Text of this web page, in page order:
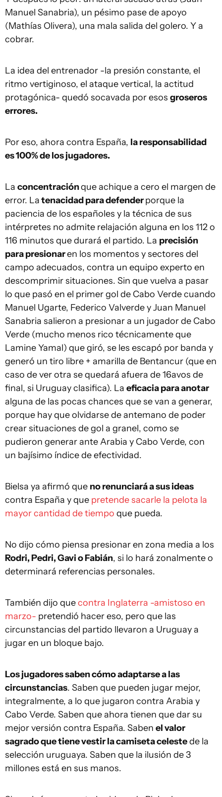
Manuel Sanabria), un pésimo pase de apoyo
(Mathías Olivera), una mala salida del golero. Y a
cobrar.
La idea del entrenador -la presión constante, el
ritmo vertiginoso, el ataque vertical, la actitud
protagónica- quedó socavada por esos groseros
errores.
Por eso, ahora contra España, la responsabilidad
es 100% de los jugadores.
La concentraciónque achique a cero el margen de
error. Latenacidad para defenderporque la
paciencia de los españoles y la técnica de sus
intérpretes no admite relajación alguna en los 112 o
116 minutos que durará el partido. La precisión
para presionaren los momentos y sectores del
campo adecuados, contra un equipo experto en
descomprimir situaciones. Sin que vuelva a pasar
lo que pasó en el primer gol de Cabo Verde cuando
Manuel Ugarte, Federico Valverde y Juan Manuel
Sanabria salieron a presionar a un jugador de Cabo
Verde (mucho menos rico técnicamente que
Lamine Yamal) que giró, se les escapó por banda y
generó un tiro libre + amarilla de Bentancur (que en
caso de ver otra se quedará afuera de 16avos de
final, si Uruguay clasifica). La eficacia para anotar
alguna de las pocas chances que se van a generar,
porque hay que olvidarse de antemano de poder
crear situaciones de gol a granel, como se
pudieron generar ante Arabia y Cabo Verde, con
un bajísimo índice de efectividad.
Bielsa ya afirmó que no renunciará a sus ideas
contra España y que pretende sacarle la pelota la
mayor cantidad de tiempo que pueda.
No dijo cómo piensa presionar en zona media a los
Rodri, Pedri, Gavi o Fabián, si lo hará zonalmente o
determinará referencias personales.
También dijo quecontra Inglaterra -amistoso en
marzo- pretendió hacer eso, pero que las
circunstancias del partido llevaron a Uruguay a
jugar en un bloque bajo.
Los jugadores saben cómo adaptarse a las
circunstancias. Saben que pueden jugar mejor,
integralmente, a lo que jugaron contra Arabia y
Cabo Verde. Saben que ahora tienen que dar su
mejor versión contra España. Saben el valor
sagrado que tiene vestir la camiseta celestede la
selección uruguaya. Saben que la ilusión de 3
millones está en sus manos.